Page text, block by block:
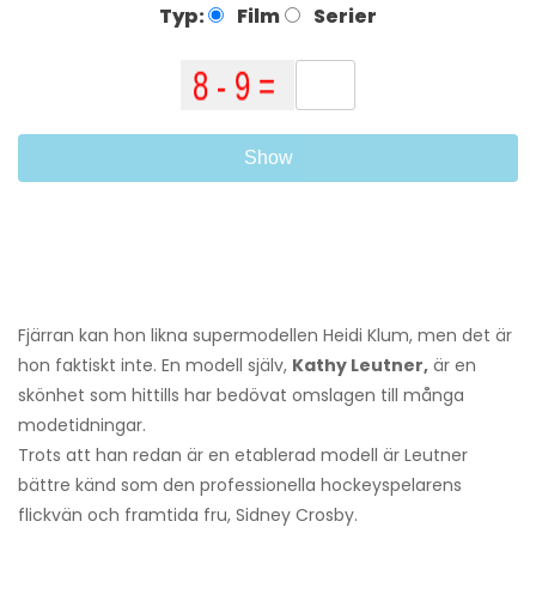
Typ: Film Serier
Show
Fjärran kan hon likna supermodellen Heidi Klum, men det är
hon faktiskt inte. En modell själv, Kathy Leutner, är en
skönhet som hittills har bedövat omslagen till många
modetidningar.
Trots att han redan är en etablerad modell är Leutner
bättre känd som den professionella hockeyspelarens
flickvän och framtida fru, Sidney Crosby.